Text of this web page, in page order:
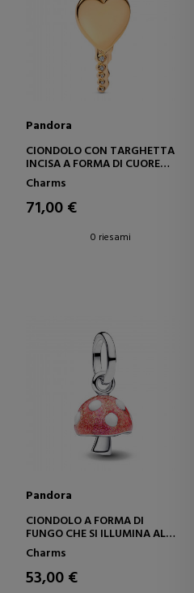
Pandora
CIONDOLO CON TARGHETTA
INCISA A FORMA DI CUORE
CON CHIAVE 364353C01
Charms
71,00 €
0 riesami
Pandora
CIONDOLO A FORMA DI
FUNGO CHE SI ILLUMINA AL
BUIO 794376C01
Charms
53,00 €